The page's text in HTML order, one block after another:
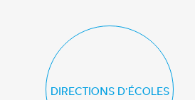
DIRECTIONS D’ÉCOLES